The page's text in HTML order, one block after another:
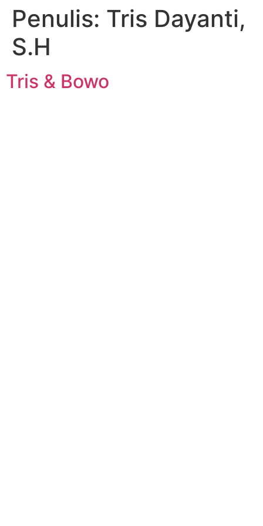
Penulis: Tris Dayanti,
S.H
Tris & Bowo